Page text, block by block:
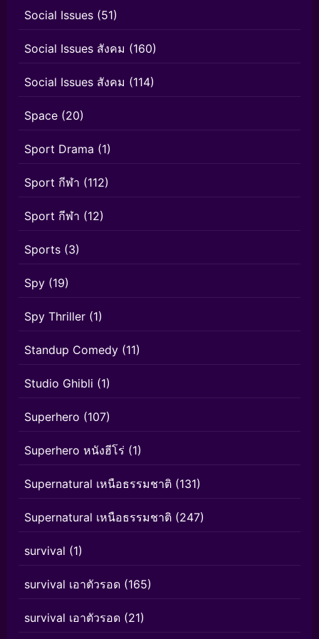
Social Issues (51)
Social Issues สังคม (160)
Social Issues สังคม (114)
Space (20)
Sport Drama (1)
Sport กีฬา (112)
Sport กีฬา (12)
Sports (3)
Spy (19)
Spy Thriller (1)
Standup Comedy (11)
Studio Ghibli (1)
Superhero (107)
Superhero หนังฮีโร่ (1)
Supernatural เหนือธรรมชาติ (131)
Supernatural เหนือธรรมชาติ (247)
survival (1)
survival เอาตัวรอด (165)
survival เอาตัวรอด (21)